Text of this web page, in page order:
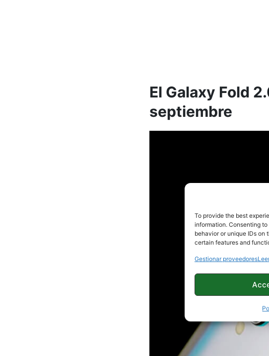
To provide the best
information. Consenting
behavior or unique IDs
certain features and
Gestionar proveedores
El Galaxy Fold
septiembre